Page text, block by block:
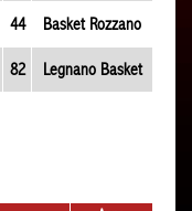
44 Basket Rozzano
82 Legnano Basket